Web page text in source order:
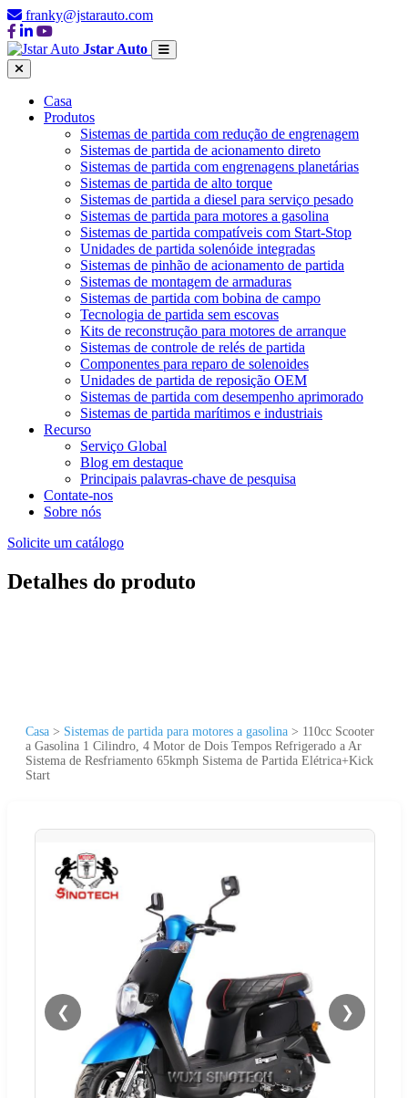
franky@jstarauto.com
Jstar Auto
Casa
Produtos
Sistemas de partida com redução de engrenagem
Sistemas de partida de acionamento direto
Sistemas de partida com engrenagens planetárias
Sistemas de partida de alto torque
Sistemas de partida a diesel para serviço pesado
Sistemas de partida para motores a gasolina
Sistemas de partida compatíveis com Start-Stop
Unidades de partida solenóide integradas
Sistemas de pinhão de acionamento de partida
Sistemas de montagem de armaduras
Sistemas de partida com bobina de campo
Tecnologia de partida sem escovas
Kits de reconstrução para motores de arranque
Sistemas de controle de relés de partida
Componentes para reparo de solenoides
Unidades de partida de reposição OEM
Sistemas de partida com desempenho aprimorado
Sistemas de partida marítimos e industriais
Recurso
Serviço Global
Blog em destaque
Principais palavras-chave de pesquisa
Contate-nos
Sobre nós
Solicite um catálogo
Detalhes do produto
Casa > Sistemas de partida para motores a gasolina > 110cc Scooter
a Gasolina 1 Cilindro, 4 Motor de Dois Tempos Refrigerado a Ar
Sistema de Resfriamento 65kmph Sistema de Partida Elétrica+Kick
Start
❮ ❯